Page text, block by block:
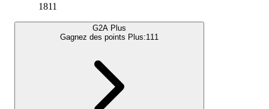
1811
G2A Plus
Gagnez des points Plus:111